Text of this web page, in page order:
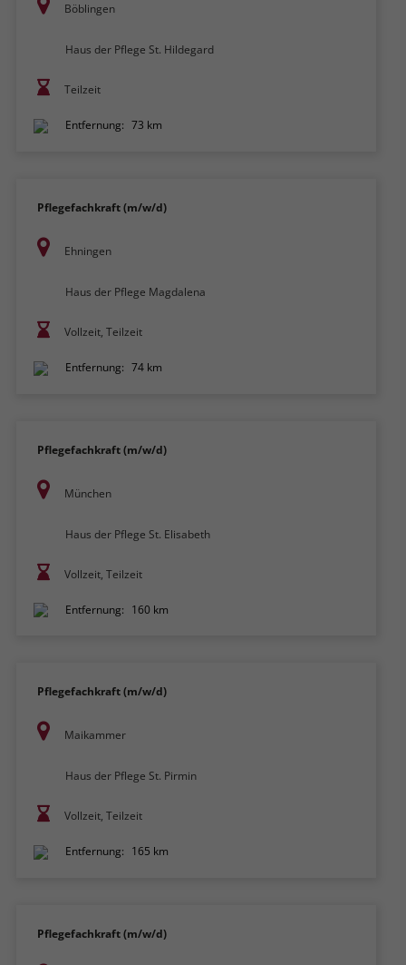
Böblingen
Haus der Pflege St. Hildegard
Teilzeit
Entfernung: 73 km
Pflegefachkraft (m/w/d)
Ehningen
Haus der Pflege Magdalena
Vollzeit, Teilzeit
Entfernung: 74 km
Pflegefachkraft (m/w/d)
München
Haus der Pflege St. Elisabeth
Vollzeit, Teilzeit
Entfernung: 160 km
Pflegefachkraft (m/w/d)
Maikammer
Haus der Pflege St. Pirmin
Vollzeit, Teilzeit
Entfernung: 165 km
Pflegefachkraft (m/w/d)